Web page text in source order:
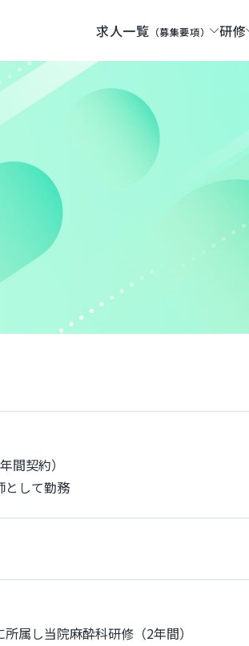
求人一覧 （募集要項） 研修
間契約）
として勤務
属し当院麻酔科研修（2年間）